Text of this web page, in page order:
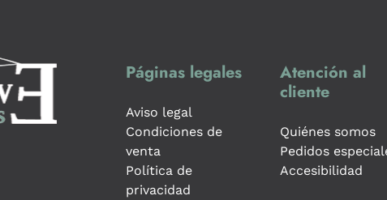
Páginas legales
Aviso legal
Condiciones de
venta
Política de
privacidad
Atención al
cliente
Quiénes somos
Pedidos
Accesibilidad